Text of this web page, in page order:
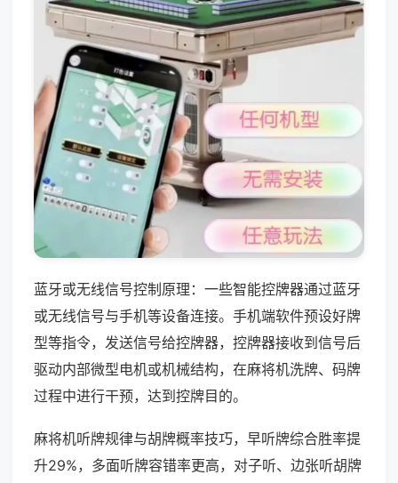
蓝牙或无线信号控制原理：一些智能控牌器通过蓝牙
或无线信号与手机等设备连接。手机端软件预设好牌
型等指令，发送信号给控牌器，控牌器接收到信号后
驱动内部微型电机或机械结构，在麻将机洗牌、码牌
过程中进行干预，达到控牌目的。
麻将机听牌规律与胡牌概率技巧，早听牌综合胜率提
升29%，多面听牌容错率更高，对子听、边张听胡牌